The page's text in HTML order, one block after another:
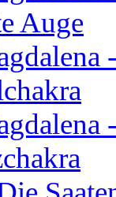
Auge